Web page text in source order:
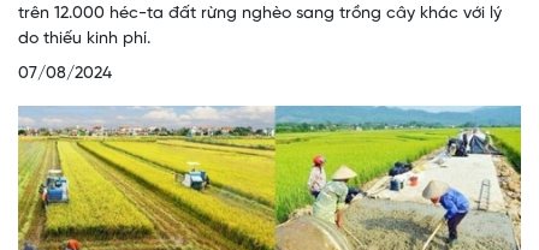
trên 12.000 héc-ta đất rừng nghèo sang trồng cây khác với lý
do thiếu kinh phí.
07/08/2024